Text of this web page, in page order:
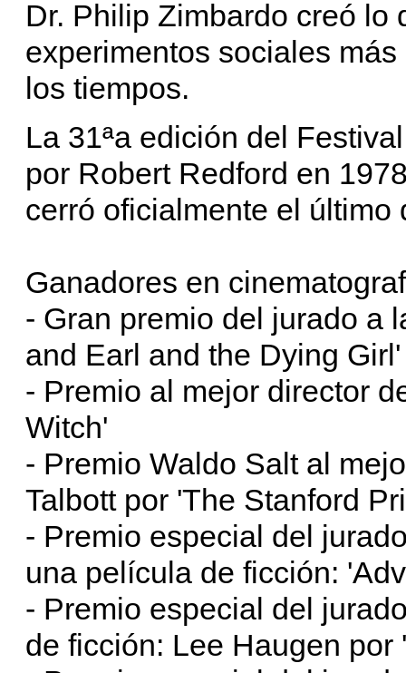
Dr. Philip Zimbardo creó lo
experimentos sociales
los tiempos.
La 31ªa edición del
por Robert Redford en
cerró oficialmente el último
Ganadores en
- Gran premio del jurado a
and Earl and the Dying Girl'
- Premio al mejor director
Witch'
- Premio Waldo Salt al
Talbott por 'The Stanford
- Premio especial del
una película de ficción:
- Premio especial del
de ficción: Lee Haugen por